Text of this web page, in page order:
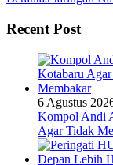
Recent Post
6 Agustus
Kompol Andi
Agar Tidak